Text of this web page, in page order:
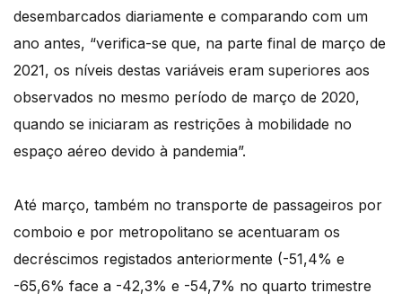
desembarcados diariamente e comparando com um
ano antes, “verifica-se que, na parte final de março de
2021, os níveis destas variáveis eram superiores aos
observados no mesmo período de março de 2020,
quando se iniciaram as restrições à mobilidade no
espaço aéreo devido à pandemia”.
Até março, também no transporte de passageiros por
comboio e por metropolitano se acentuaram os
decréscimos registados anteriormente (-51,4% e
-65,6% face a -42,3% e -54,7% no quarto trimestre